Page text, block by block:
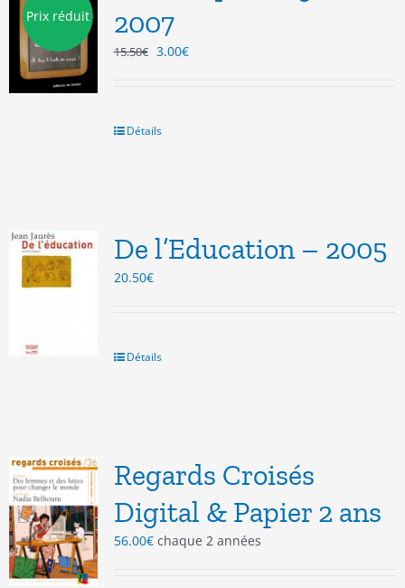
Prix réduit
2007
15.50€ Le
15.50€.
3.00€Le
Détails
De l’Education – 2005
20.50€
Détails
Regards Croisés
Digital & Papier 2 ans
56.00€ chaque 2 années